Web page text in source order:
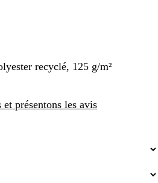
recyclé, 125 g/m²
présentons les avis